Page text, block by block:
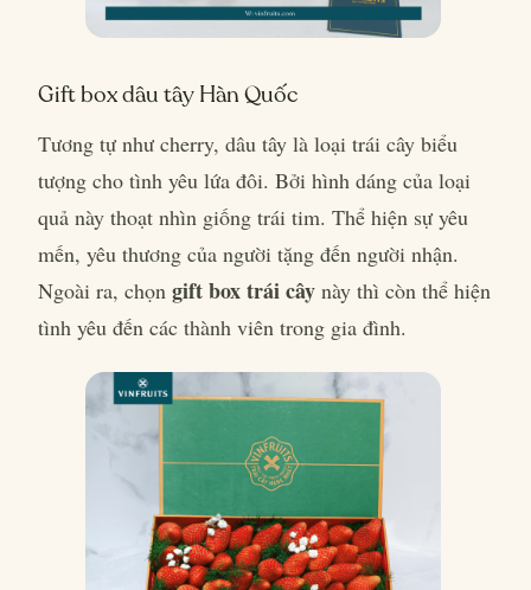
Gift box dâu tây Hàn Quốc
Tương tự như cherry, dâu tây là loại trái cây biểu
tượng cho tình yêu lứa đôi. Bởi hình dáng của loại
quả này thoạt nhìn giống trái tim. Thể hiện sự yêu
mến, yêu thương của người tặng đến người nhận.
Ngoài ra, chọn gift box trái cây này thì còn thể hiện
tình yêu đến các thành viên trong gia đình.